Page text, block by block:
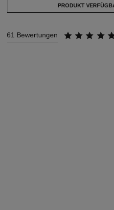
PRODUKT
61 Bewertungen